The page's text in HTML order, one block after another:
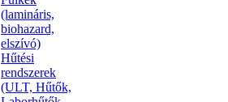
(lamináris,
biohazard,
elszívó)
Hűtési
rendszerek
(ULT, Hűtők,